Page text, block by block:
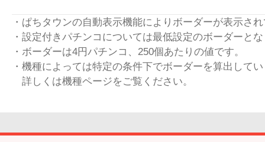
・ぱちタウンの自動表示機能によりボーダーが表示さ
・設定付きパチンコについては最低設定のボーダーと
・ボーダーは4円パチンコ、250個あたりの値です。
・機種によっては特定の条件下でボーダーを算出して
詳しくは機種ページをご覧ください。